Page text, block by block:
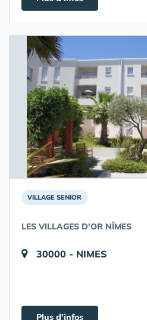
VILLAGE SENIOR
LES VILLAGES D'OR NÎMES
30000 - NIMES
Plus d'infos